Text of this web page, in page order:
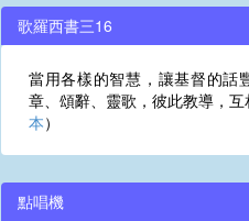
歌羅西書三16
當用各樣的智慧，讓基督的話
章、頌辭、靈歌，彼此教導，
本）
點唱機